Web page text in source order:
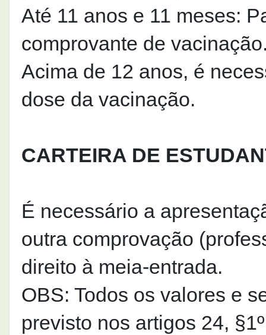
Até 11 anos e 11 meses:
comprovante de
Acima de 12 anos, é
dose da vacinação.
CARTEIRA DE
É necessário a
outra comprovação
direito à meia-entrada.
OBS: Todos os valores e
previsto nos artigos 24,